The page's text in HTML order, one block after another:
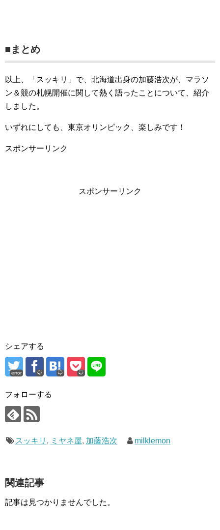
■まとめ
以上、「スッキリ」で、北海道出身の加藤浩次が、マラソ
ン＆競の札幌開催に関して熱く語ったことについて、紹介
しました。
いずれにしても、東京オリンピック、楽しみです！
スポンサーリンク
スポンサーリンク
シェアする
error
フォローする
スッキリ , ミヤネ屋, 加藤浩次 milklemon
関連記事
記事は見つかりませんでした。